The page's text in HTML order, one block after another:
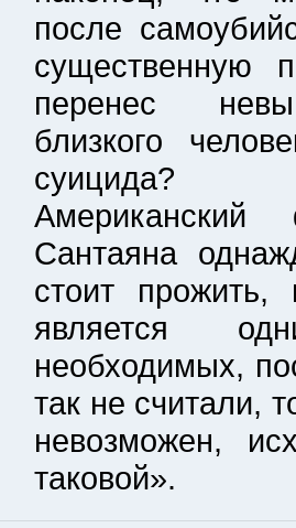
после
существенную
перенес
близкого
суицида?
Сантаяна
стоит прожить,
является
необходимых,
так не считали,
невозможен,
таковой».